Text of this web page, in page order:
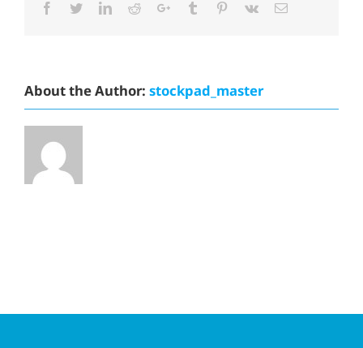
Facebook
TwitterLinkedIn
RedditGoogle+Tumblr Pinterest
Vk Email
About the Author: stockpad_master